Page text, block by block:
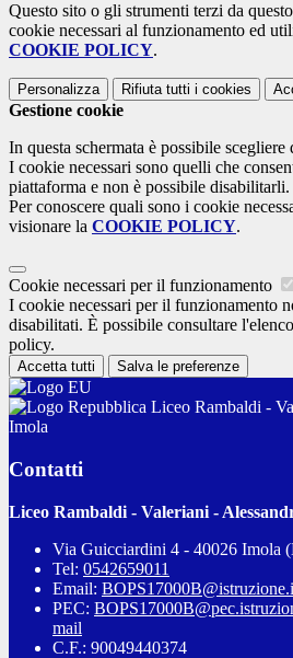
Questo sito o gli strumenti terzi da
cookie necessari al funzionamento ed
COOKIE POLICY.
Personalizza Rifiuta tutti i cookies
Gestione cookie
In questa schermata è possibile
I cookie necessari sono quelli che
piattaforma e non è possibile disabilitarli.
Per conoscere quali sono i cookie
visionare la COOKIE POLICY.
Cookie necessari per il funzionamento
I cookie necessari per il funzionamento
disabilitati. È possibile consultare
policy.
Accetta tutti Salva le preferenze
Liceo Rambaldi -
Imola
Contatti
Liceo Rambaldi - Valeriani -
Via Guicciardini 4 - 40026 Imola
Tel: 0542659011
Email:
PEC:
mail
C.F.: 90049440374